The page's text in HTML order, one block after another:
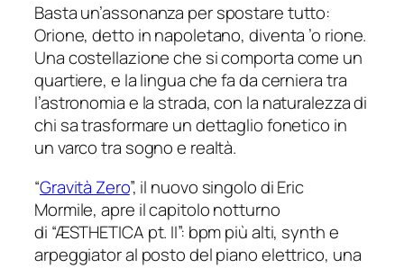
Basta un’assonanza per spostare tutto:
Orione, detto in napoletano, diventa ’o rione.
Una costellazione che si comporta come un
quartiere, e la lingua che fa da cerniera tra
l’astronomia e la strada, con la naturalezza di
chi sa trasformare un dettaglio fonetico in
un varco tra sogno e realtà.
“Gravità Zero”, il nuovo singolo di Eric
Mormile, apre il capitolo notturno
di “ÆSTHETICA pt. II”: bpm più alti, synth e
arpeggiator al posto del piano elettrico, una